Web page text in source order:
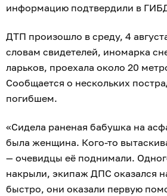
информацию подтвердили в
ДТП произошло в среду, 4
словам свидетелей, иномарка
ларьков, проехала около 20
Сообщается о нескольких
погибшем.
«Сидела раненая бабушка на
была женщина. Кого-то
— очевидцы её поднимали.
накрыли, экипаж ДПС оказался
быстро, они оказали первую